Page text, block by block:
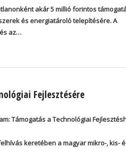
akár 5 millió forintos
és energiatároló telepítésére. A
az…
Fejlesztésére
Támogatás a Technológiai
keretében a magyar mikro-, kis-